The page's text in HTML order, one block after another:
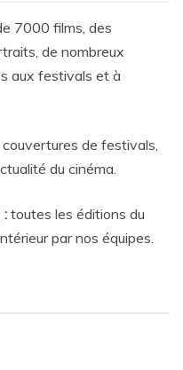
7000 films, des
de nombreux
aux festivals et à
couvertures de festivals,
du cinéma.
: toutes les éditions du
par nos équipes.